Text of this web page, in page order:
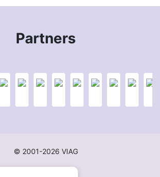
Partners
© 2001-2026 VIAG